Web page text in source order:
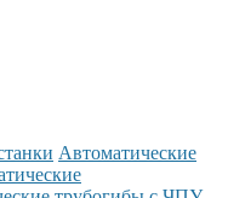
Автоматические